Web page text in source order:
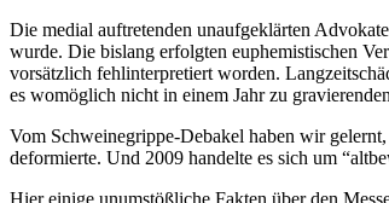
Die medial auftretenden unaufgeklärten
wurde. Die bislang erfolgten euphemistischen
vorsätzlich fehlinterpretiert worden.
es womöglich nicht in einem Jahr zu
Vom Schweinegrippe-Debakel haben wir
deformierte. Und 2009 handelte es sich um
Hier einige unumstößliche Fakten über den